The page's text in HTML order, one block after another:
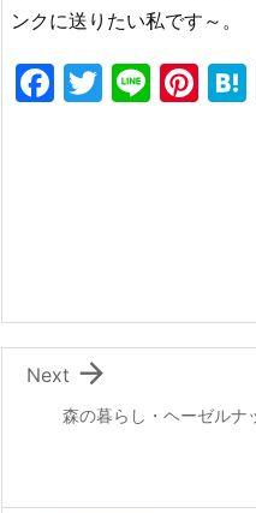
ンクに送りたい私です～。
F
o
k
T
Li Pi
森の暮らし・ヘーゼルナ

Next